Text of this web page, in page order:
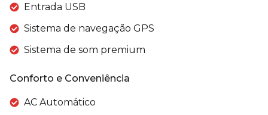
Entrada USB
Sistema de navegação GPS
Sistema de som premium
Conforto e Conveniência
AC Automático